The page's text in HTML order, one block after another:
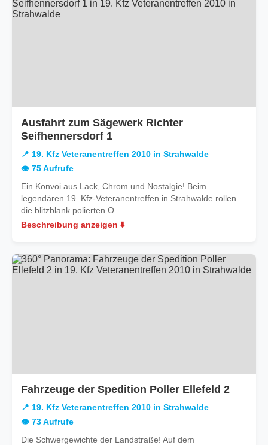
Ausfahrt zum Sägewerk Richter
Seifhennersdorf 1
19.
2010
in
Strahwalde
📍 19. Kfz Veteranentreffen 2010 in Strahwalde
👁️ 75 Aufrufe
Ein Konvoi aus Lack, Chrom und Nostalgie! Beim
legendären 19. Kfz-Veteranentreffen in Strahwalde rollen
die blitzblank polierten O...
Beschreibung anzeigen ⬇️
Fahrzeuge der Spedition Poller Ellefeld 2
📍 19. Kfz Veteranentreffen 2010 in Strahwalde
👁️ 73 Aufrufe
Die Schwergewichte der Landstraße! Auf dem